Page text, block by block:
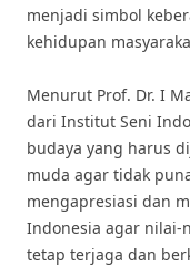
menjadi simbol
kehidupan
Menurut Prof. Dr. I
dari Institut Seni
budaya yang harus
muda agar tidak
mengapresiasi dan
Indonesia agar nilai-
tetap terjaga dan